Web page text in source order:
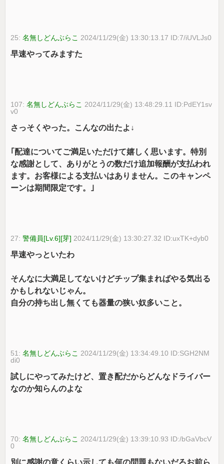
25:名無しどんぶらこ 2024/11/29(金) 13:30:13.17 ID:7/iUVLJs0
早速やってみますた
107:名無しどんぶらこ 2024/11/29(金) 13:48:29.11 ID:PdEY1sv
v0
さっそくやった。こんなの出たよ↓
｢配達についてご満足いただけて嬉しく思います。特別
な感謝として、ありがとうの数だけ追加報酬が支払われ
ます。お客様による支払いはありません。このキャンペ
ーンは期間限定です。｣
27:警備員[Lv.6][芽] 2024/11/29(金) 13:30:27.32 ID:uxTK+dyb0
早速やっといたわ
そんなに大満足してないけどチップ集まればやる気出る
かもしれないじゃん。
自分の持ち出し無くても器量の狭い奴多いこと。
51:名無しどんぶらこ 2024/11/29(金) 13:34:49.10 ID:SGH2NM
di0
試しにやってみたけど、置き配だからどんなドライバー
なのか知らんのよな
70:名無しどんぶらこ 2024/11/29(金) 13:39:10.93 ID:/bGaVbcV
0
別に感謝の意くらい示しても何の問題もないだろお前ら